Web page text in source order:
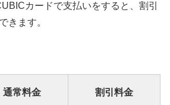
カードで支払いをすると、割引
きます。
通常料金 割引料金